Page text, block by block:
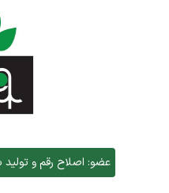
عضو: اصلاح رقم و